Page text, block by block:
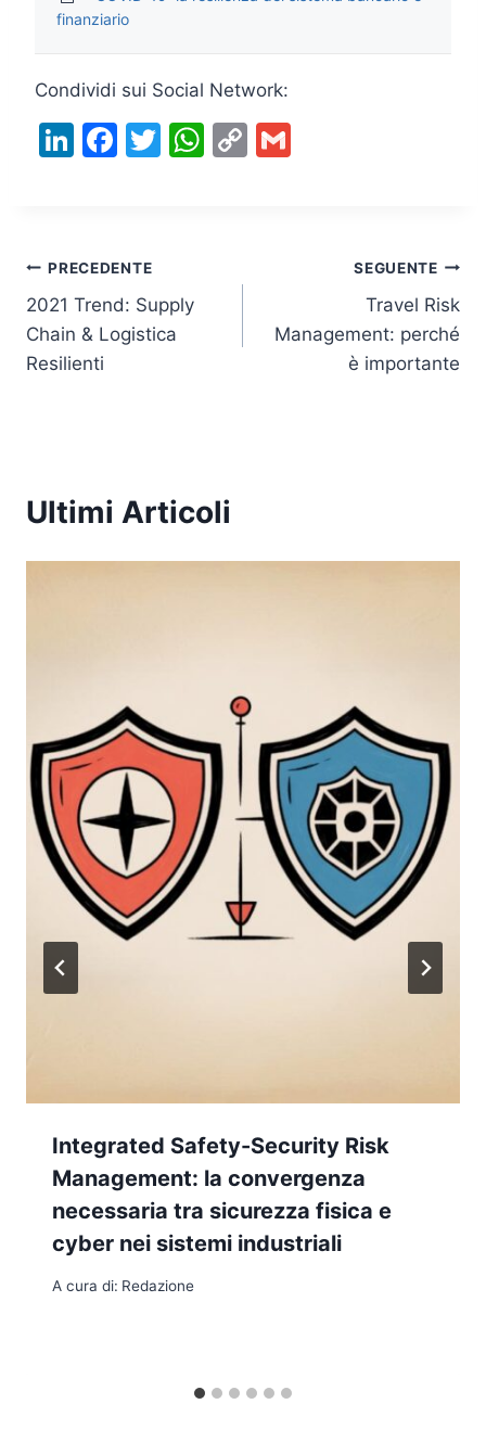
finanziario
Condividi sui Social Network:
Li
dI
n
F
b
o
o
T
W C
Navigazione
articoli
PRECEDENTE
2021 Trend: Supply
Chain & Logistica
Resilienti
SEGUENTE
Travel Risk
Management: perché
è importante
Ultimi Articoli
Integrated Safety-Security Risk
Management: la convergenza
necessaria tra sicurezza fisica e
cyber nei sistemi industriali
A cura di: Redazione